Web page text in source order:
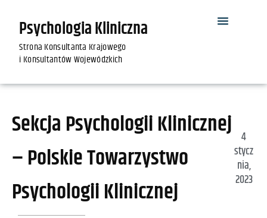
Psychologia Kliniczna
Strona Konsultanta Krajowego
i Konsultantów Wojewódzkich
Sekcja Psychologii Klinicznej
– Polskie Towarzystwo
Psychologii Klinicznej
4
stycz
nia,
2023